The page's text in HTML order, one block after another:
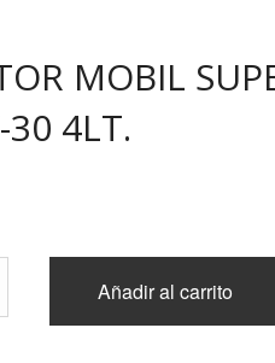
MOBIL
4LT.
Añadir al carrito